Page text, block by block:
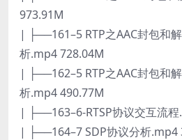
973.91M
| ├──161–5 RTP之AAC封包和
析.mp4 728.04M
| ├──162–5 RTP之AAC封包和
析.mp4 490.77M
| ├──163–6-RTSP协议交互流
| ├──164–7 SDP协议分析.mp4